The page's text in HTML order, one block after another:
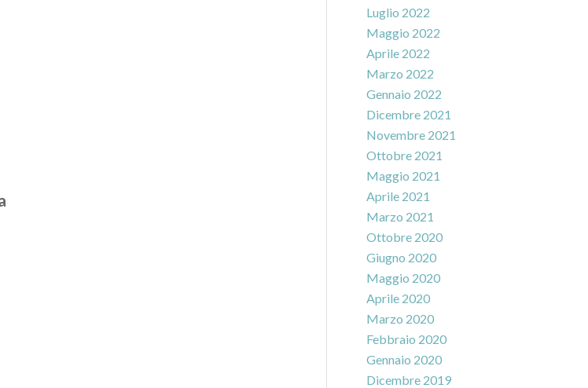
Luglio 2022
Maggio 2022
Aprile 2022
Marzo 2022
Gennaio 2022
Dicembre 2021
Novembre 2021
Ottobre 2021
Maggio 2021
Aprile 2021
Marzo 2021
Ottobre 2020
Giugno 2020
Maggio 2020
Aprile 2020
Marzo 2020
Febbraio 2020
Gennaio 2020
Dicembre 2019